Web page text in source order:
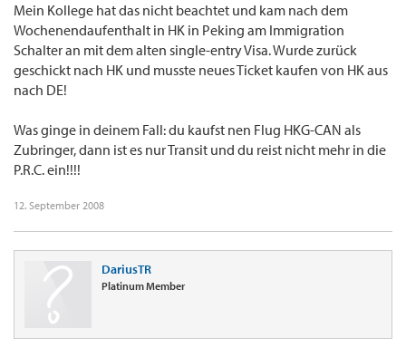
Mein Kollege hat das nicht beachtet und kam nach dem
Wochenendaufenthalt in HK in Peking am Immigration
Schalter an mit dem alten single-entry Visa. Wurde zurück
geschickt nach HK und musste neues Ticket kaufen von HK aus
nach DE!
Was ginge in deinem Fall: du kaufst nen Flug HKG-CAN als
Zubringer, dann ist es nur Transit und du reist nicht mehr in die
P.R.C. ein!!!!
12. September 2008
DariusTR
Platinum Member